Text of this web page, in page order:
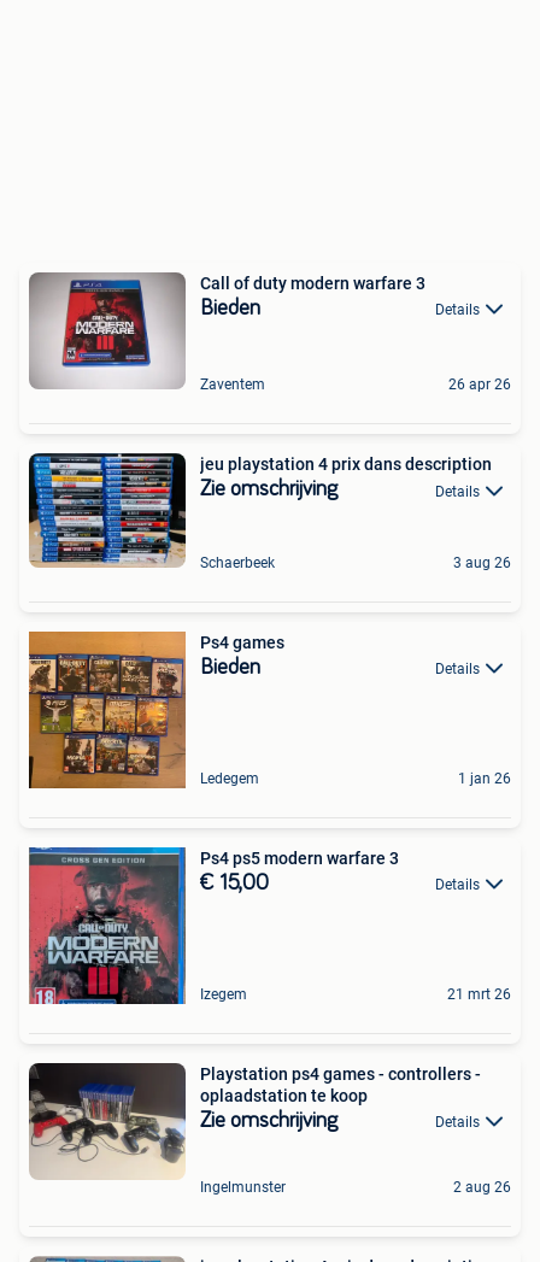
Call of duty modern warfare 3
Bieden Details
Zaventem 26 apr 26
jeu playstation 4 prix dans description
Zie omschrijving Details
Schaerbeek 3 aug 26
Ps4 games
Bieden Details
Ledegem 1 jan 26
Ps4 ps5 modern warfare 3
€ 15,00 Details
Izegem 21 mrt 26
Playstation ps4 games - controllers -
oplaadstation te koop
Zie omschrijving Details
Ingelmunster 2 aug 26